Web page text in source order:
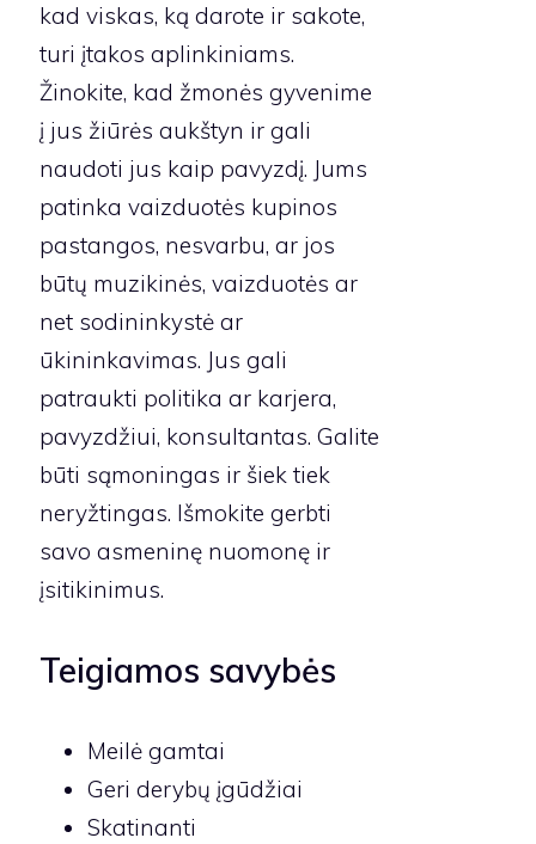
kad viskas, ką darote ir sakote,
turi įtakos aplinkiniams.
Žinokite, kad žmonės gyvenime
į jus žiūrės aukštyn ir gali
naudoti jus kaip pavyzdį. Jums
patinka vaizduotės kupinos
pastangos, nesvarbu, ar jos
būtų muzikinės, vaizduotės ar
net sodininkystė ar
ūkininkavimas. Jus gali
patraukti politika ar karjera,
pavyzdžiui, konsultantas. Galite
būti sąmoningas ir šiek tiek
neryžtingas. Išmokite gerbti
savo asmeninę nuomonę ir
įsitikinimus.
Teigiamos savybės
Meilė gamtai
Geri derybų įgūdžiai
Skatinanti